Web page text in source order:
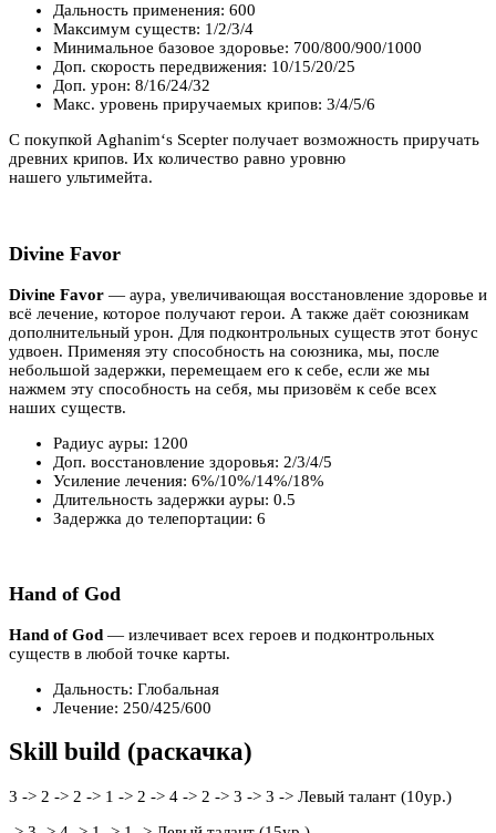
Дальность применения: 600
Максимум существ: 1/2/3/4
Минимальное базовое здоровье: 700/800/900/1000
Доп. скорость передвижения: 10/15/20/25
Доп. урон: 8/16/24/32
Макс. уровень приручаемых крипов: 3/4/5/6
С покупкой Aghanim‘s Scepter получает возможность приручать
древних крипов. Их количество равно уровню
нашего ультимейта.
Divine Favor
Divine Favor — аура, увеличивающая восстановление здоровье и
всё лечение, которое получают герои. А также даёт союзникам
дополнительный урон. Для подконтрольных существ этот бонус
удвоен. Применяя эту способность на союзника, мы, после
небольшой задержки, перемещаем его к себе, если же мы
нажмем эту способность на себя, мы призовём к себе всех
наших существ.
Радиус ауры: 1200
Доп. восстановление здоровья: 2/3/4/5
Усиление лечения: 6%/10%/14%/18%
Длительность задержки ауры: 0.5
Задержка до телепортации: 6
Hand of God
Hand of God — излечивает всех героев и подконтрольных
существ в любой точке карты.
Дальность: Глобальная
Лечение: 250/425/600
Skill build (раскачка)
3 -> 2 -> 2 -> 1 -> 2 -> 4 -> 2 -> 3 -> 3 -> Левый талант (10ур.)